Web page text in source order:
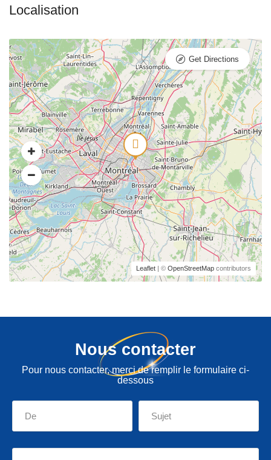
Leaflet | © OpenStreetMap contributors
Get Directions
Nous contacter
Pour nous contacter, merci de remplir le formulaire ci-
dessous